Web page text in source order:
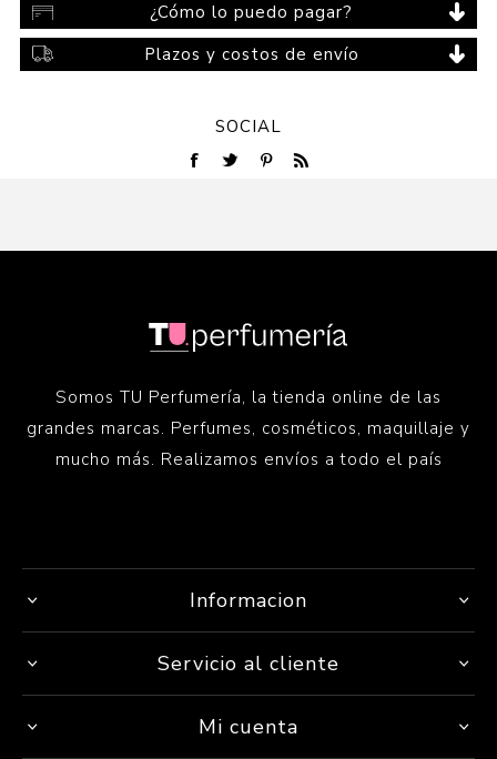
¿Cómo lo puedo pagar?
Plazos y costos de envío
SOCIAL
Somos TU Perfumería, la tienda online de las
grandes marcas. Perfumes, cosméticos, maquillaje y
mucho más. Realizamos envíos a todo el país
Informacion
Servicio al cliente
Mi cuenta